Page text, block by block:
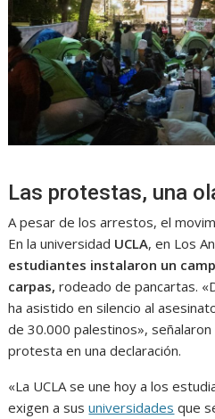
Las protestas, una
A pesar de los arrestos, el
En la universidad UCLA, en Los
estudiantes instalaron un
carpas, rodeado de pancartas.
ha asistido en silencio al
de 30.000 palestinos»,
protesta en una declaración.
«La UCLA se une hoy a los
exigen a susuniversidades que